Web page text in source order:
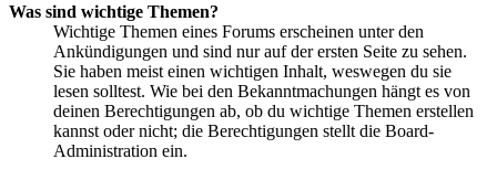
Was sind wichtige Themen?
Wichtige Themen eines Forums erscheinen unter den
Ankündigungen und sind nur auf der ersten Seite zu sehen.
Sie haben meist einen wichtigen Inhalt, weswegen du sie
lesen solltest. Wie bei den Bekanntmachungen hängt es von
deinen Berechtigungen ab, ob du wichtige Themen erstellen
kannst oder nicht; die Berechtigungen stellt die Board-
Administration ein.